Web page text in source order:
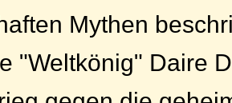
Mythen
"Weltkönig" Daire